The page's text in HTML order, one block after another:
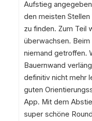
Aufstieg
den meisten
zu finden. Zum Teil
überwachsen.
niemand getroffen.
Bauernwand
definitiv nicht mehr
guten
App. Mit dem
super schöne